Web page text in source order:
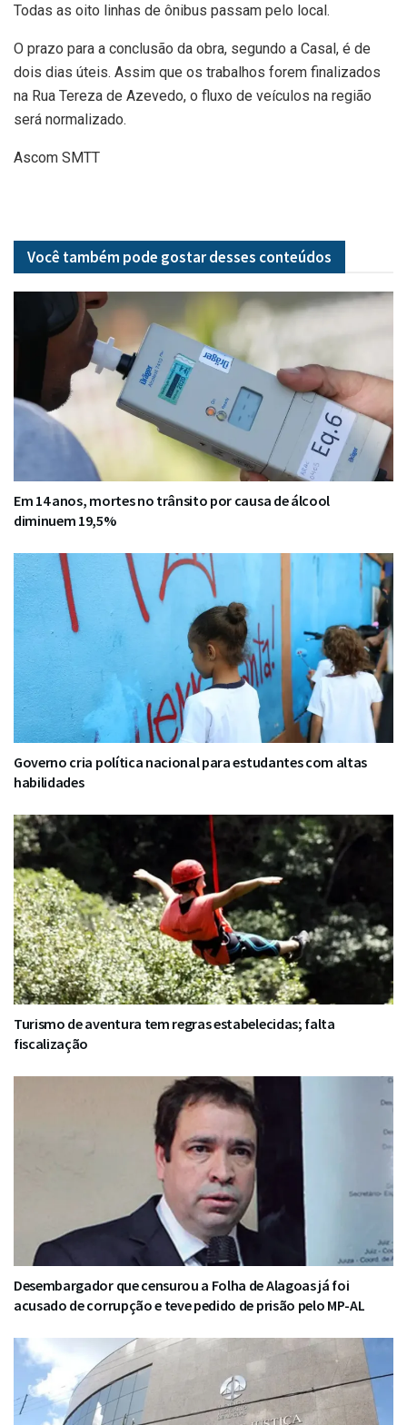
Todas as oito linhas de ônibus passam pelo local.
O prazo para a conclusão da obra, segundo a Casal, é de
dois dias úteis. Assim que os trabalhos forem finalizados
na Rua Tereza de Azevedo, o fluxo de veículos na região
será normalizado.
Ascom SMTT
Você também pode gostar desses conteúdos
Em 14 anos, mortes no trânsito por causa de álcool
diminuem 19,5%
Governo cria política nacional para estudantes com altas
habilidades
Turismo de aventura tem regras estabelecidas; falta
fiscalização
Desembargador que censurou a Folha de Alagoas já foi
acusado de corrupção e teve pedido de prisão pelo MP-AL